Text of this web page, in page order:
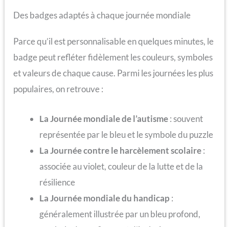
Des badges adaptés à chaque journée mondiale
Parce qu’il est personnalisable en quelques minutes, le
badge peut refléter fidèlement les couleurs, symboles
et valeurs de chaque cause. Parmi les journées les plus
populaires, on retrouve :
La Journée mondiale de l’autisme: souvent
représentée par le bleu et le symbole du puzzle
La Journée contre le harcèlement scolaire:
associée au violet, couleur de la lutte et de la
résilience
La Journée mondiale du handicap :
généralement illustrée par un bleu profond,